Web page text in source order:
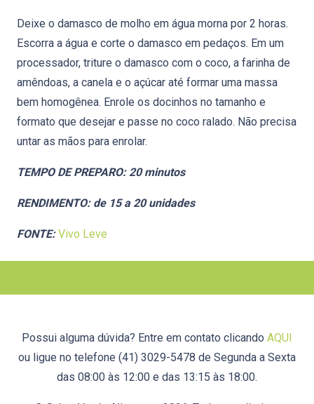
Deixe o damasco de molho em água morna por 2 horas.
Escorra a água e corte o damasco em pedaços. Em um
processador, triture o damasco com o coco, a farinha de
amêndoas, a canela e o açúcar até formar uma massa
bem homogênea. Enrole os docinhos no tamanho e
formato que desejar e passe no coco ralado. Não precisa
untar as mãos para enrolar.
TEMPO DE PREPARO: 20 minutos
RENDIMENTO: de 15 a 20 unidades
FONTE: Vivo Leve
Possui alguma dúvida? Entre em contato clicando AQUI
ou ligue no telefone (41) 3029-5478 de Segunda a Sexta
das 08:00 às 12:00 e das 13:15 às 18:00.